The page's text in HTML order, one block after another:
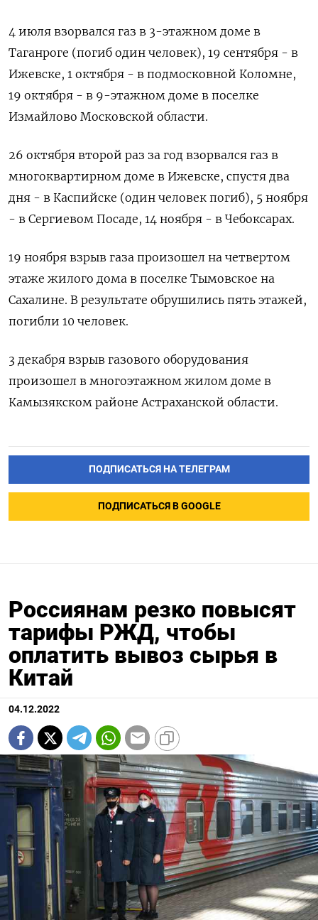
4 июля взорвался газ в 3-этажном доме в
Таганроге (погиб один человек), 19 сентября - в
Ижевске, 1 октября - в подмосковной Коломне,
19 октября - в 9-этажном доме в поселке
Измайлово Московской области.
26 октября второй раз за год взорвался газ в
многоквартирном доме в Ижевске, спустя два
дня - в Каспийске (один человек погиб), 5 ноября
- в Сергиевом Посаде, 14 ноября - в Чебоксарах.
19 ноября взрыв газа произошел на четвертом
этаже жилого дома в поселке Тымовское на
Сахалине. В результате обрушились пять этажей,
погибли 10 человек.
3 декабря взрыв газового оборудования
произошел в многоэтажном жилом доме в
Камызякском районе Астраханской области.
ПОДПИСАТЬСЯ НА ТЕЛЕГРАМ
ПОДПИСАТЬСЯ В GOOGLE
Россиянам резко повысят
тарифы РЖД, чтобы
оплатить вывоз сырья в
Китай
04.12.2022